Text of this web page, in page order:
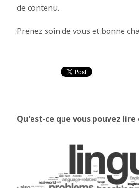
de contenu.
Prenez soin de vous et bonne
Qu'est-ce que vous pouvez lire